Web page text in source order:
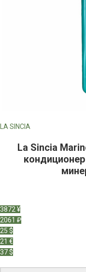
LA SINCIA
La Sincia
3872 ¥
2061 ₽
25 $
21 €
37 $